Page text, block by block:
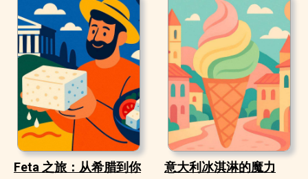
Feta 之旅：从希腊到你
意大利冰淇淋的魔力